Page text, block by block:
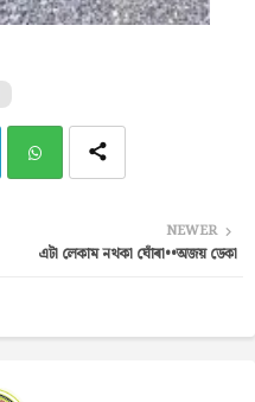
ats
NEWER
এটা লেকাম নথকা ঘোঁৰা••অজয় ডেকা